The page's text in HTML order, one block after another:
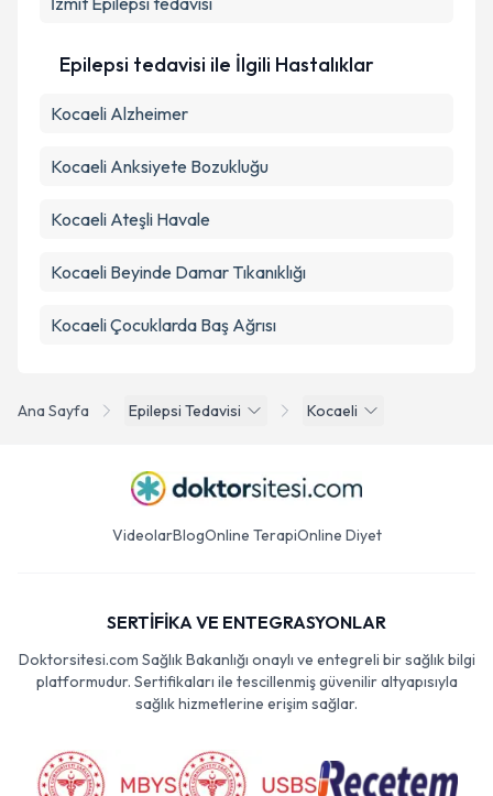
Takvim Talebini Gönder
Ana Sayfa Epilepsi Tedavisi Kocaeli
Epilepsi tedavisi ile İlgili Hastalıklar
Kocaeli Alzheimer
Kocaeli Anksiyete Bozukluğu
Kocaeli Ateşli Havale
Kocaeli Beyinde Damar Tıkanıklığı
Kocaeli Çocuklarda Baş Ağrısı
VideolarBlogOnline TerapiOnline Diyet
SERTİFİKA VE ENTEGRASYONLAR
Doktorsitesi.com Sağlık Bakanlığı onaylı ve entegreli bir sağlık bilgi
platformudur. Sertifikaları ile tescillenmiş güvenilir altyapısıyla
sağlık hizmetlerine erişim sağlar.